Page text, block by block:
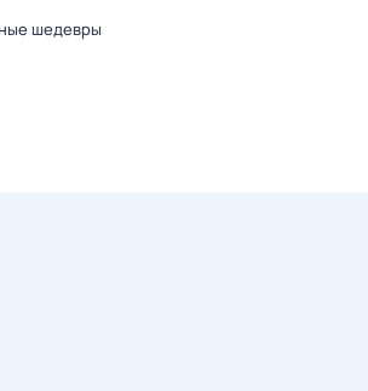
шедевры